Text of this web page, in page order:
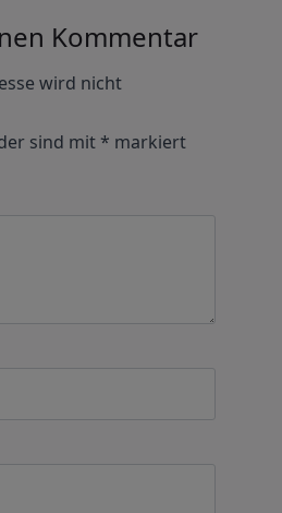
Kommentar
wird nicht
sind mit* markiert